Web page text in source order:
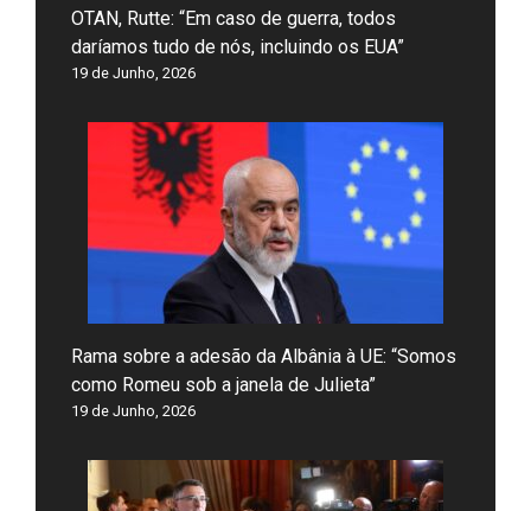
OTAN, Rutte: “Em caso de guerra, todos
daríamos tudo de nós, incluindo os EUA”
19 de Junho, 2026
Rama sobre a adesão da Albânia à UE: “Somos
como Romeu sob a janela de Julieta”
19 de Junho, 2026